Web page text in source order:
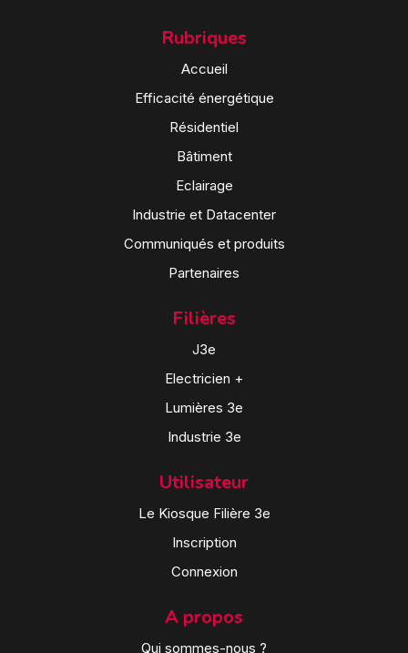
Rubriques
Accueil
Efficacité énergétique
Résidentiel
Bâtiment
Eclairage
Industrie et Datacenter
Communiqués et produits
Partenaires
Filières
J3e
Electricien +
Lumières 3e
Industrie 3e
Utilisateur
Le Kiosque Filière 3e
Inscription
Connexion
A propos
Qui sommes-nous ?